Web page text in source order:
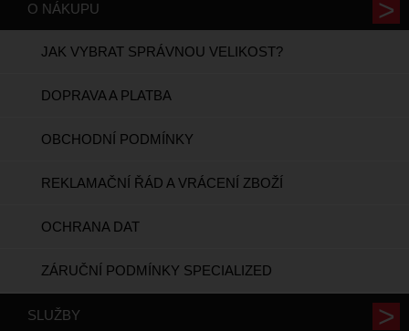
O NÁKUPU
JAK VYBRAT SPRÁVNOU VELIKOST?
DOPRAVA A PLATBA
OBCHODNÍ PODMÍNKY
REKLAMAČNÍ ŘÁD A VRÁCENÍ ZBOŽÍ
OCHRANA DAT
ZÁRUČNÍ PODMÍNKY SPECIALIZED
SLUŽBY